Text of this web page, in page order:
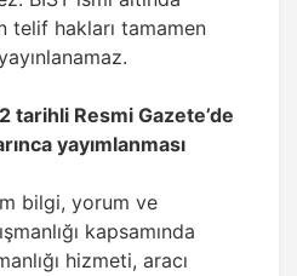
telif hakları tamamen
tarihli Resmi Gazete’de
yayımlanması
bilgi, yorum ve
kapsamında
hizmeti, aracı